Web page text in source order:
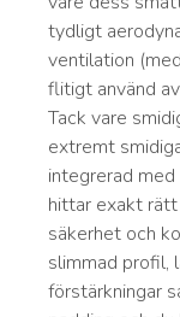
tydligt
ventilation
flitigt använd
Tack vare
extremt
integrerad
hittar exakt
säkerhet och
slimmad profil,
förstärkningar